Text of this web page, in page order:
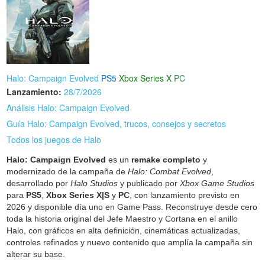
Halo: Campaign Evolved PS5 Xbox Series X PC
Lanzamiento: 28/7/2026
Análisis Halo: Campaign Evolved
Guía Halo: Campaign Evolved, trucos, consejos y secretos
Todos los juegos de Halo
Halo: Campaign Evolved es un remake completo y
modernizado de la campaña deHalo: Combat Evolved
desarrollado porHalo Studios y publicado por Xbox Game Studios
para PS5 ,Xbox Series X|S y PC , con lanzamiento previsto en
2026 y disponible día uno en Game Pass. Reconstruye desde cero
toda la historia original del Jefe Maestro y Cortana en el anillo
Halo, con gráficos en alta definición, cinemáticas actualizadas,
controles refinados y nuevo contenido que amplía la campaña sin
alterar su base.